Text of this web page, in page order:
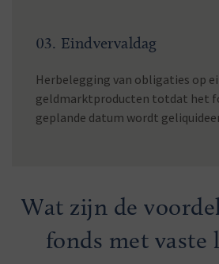
03. Eindvervaldag
Herbelegging van obligaties op
geldmarktproducten totdat het
geplande datum wordt
Wat zijn de
fonds met vaste